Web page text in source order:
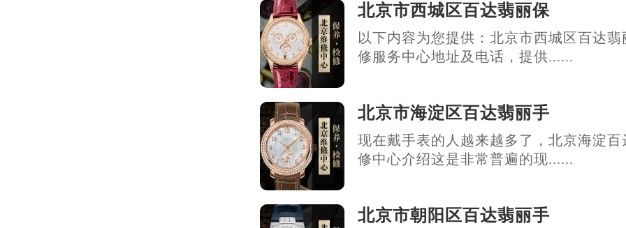
北京市西城区百达翡丽保
以下内容为您提供：北京市西城区百达
修服务中心地址及电话，提供......
北京市海淀区百达翡丽手
现在戴手表的人越来越多了，北京海淀百
修中心介绍这是非常普遍的现......
北京市朝阳区百达翡丽手